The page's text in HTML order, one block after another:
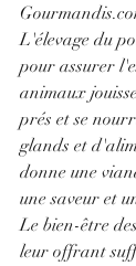
L'élevage du
pour assurer
animaux
prés et se
glands et
donne une
une saveur et
Le bien-être
leur offrant